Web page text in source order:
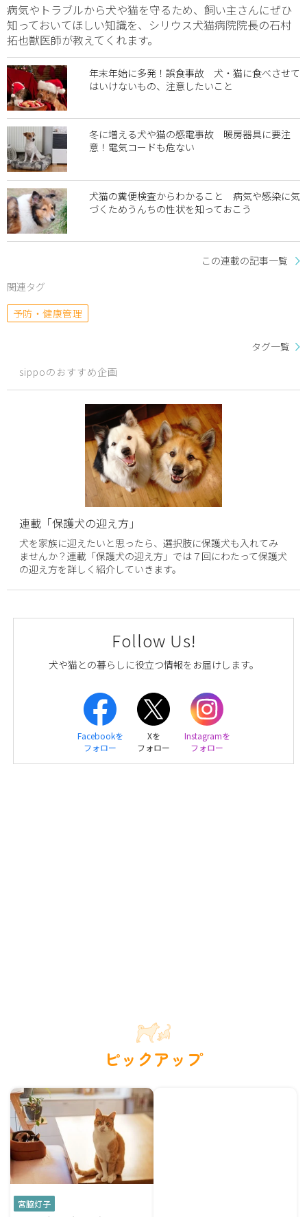
病気やトラブルから犬や猫を守るため、飼い主さんにぜひ
知っておいてほしい知識を、シリウス犬猫病院院長の石村
拓也獣医師が教えてくれます。
年末年始に多発！誤食事故 犬・猫に食べさせて
はいけないもの、注意したいこと
冬に増える犬や猫の感電事故 暖房器具に要注
意！電気コードも危ない
犬猫の糞便検査からわかること 病気や感染に気
づくためうんちの性状を知っておこう
この連載の記事一覧
関連タグ
予防・健康管理
タグ一覧
sippoのおすすめ企画
連載「保護犬の迎え方」
犬を家族に迎えたいと思ったら、選択肢に保護犬も入れてみ
ませんか？連載「保護犬の迎え方」では７回にわたって保護犬
の迎え方を詳しく紹介していきます。
Follow Us!
犬や猫との暮らしに役立つ情報をお届けします。
Facebookを
フォロー
Xを
フォロー
Instagramを
フォロー
ピックアップ
宮脇灯子